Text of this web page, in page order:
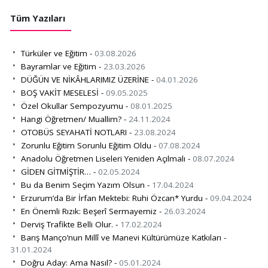
Tüm Yazıları
Türküler ve Eğitim - 03.08.2026
Bayramlar ve Eğitim - 23.03.2026
DÜĞÜN VE NİKÂHLARIMIZ ÜZERİNE - 04.01.2026
BOŞ VAKİT MESELESİ - 09.05.2025
Özel Okullar Sempozyumu - 08.01.2025
Hangi Öğretmen/ Muallim? - 24.11.2024
OTOBÜS SEYAHATİ NOTLARI - 23.08.2024
Zorunlu Eğitim Sorunlu Eğitim Oldu - 07.08.2024
Anadolu Öğretmen Liseleri Yeniden Açılmalı - 08.07.2024
GİDEN GİTMİŞTİR… - 02.05.2024
Bu da Benim Seçim Yazım Olsun - 17.04.2024
Erzurum’da Bir İrfan Mektebi: Ruhi Özcan* Yurdu - 09.04.2024
En Önemli Rızık: Beşerî Sermayemiz - 26.03.2024
Derviş Trafikte Belli Olur. - 17.02.2024
Barış Manço’nun Millî ve Manevi Kültürümüze Katkıları -
31.01.2024
Doğru Aday: Ama Nasıl? - 05.01.2024